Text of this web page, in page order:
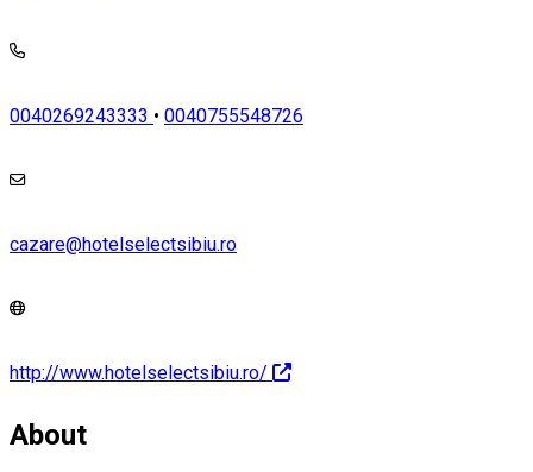
0040269243333 • 0040755548726
cazare@hotelselectsibiu.ro
http://www.hotelselectsibiu.ro/
About